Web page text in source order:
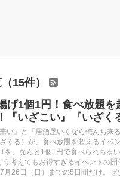
15件）
げ1個1円！食べ放題を
『いざこい』『いざく
い』と『居酒屋いくなら俺んち来
くる）が、食べ放題を超えるイベ
、なんと1個1円で食べられちゃい
考えてもお得すぎるイベントの開
月26日（日）までの5日間だけ。ぜ